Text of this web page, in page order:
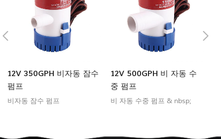
12V 350GPH 비자동 잠수
펌프
비자동 잠수 펌프
12V 500GPH 비 자동 수
중 펌프
비 자동 수중 펌프 & nbsp;